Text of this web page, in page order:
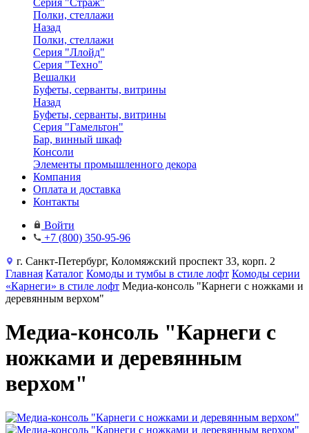
Серия "Страж"
Полки, стеллажи
Назад
Полки, стеллажи
Серия "Ллойд"
Серия "Техно"
Вешалки
Буфеты, серванты, витрины
Назад
Буфеты, серванты, витрины
Серия "Гамельтон"
Бар, винный шкаф
Консоли
Элементы промышленного декора
Компания
Оплата и доставка
Контакты
Войти
+7 (800) 350-95-96
г. Санкт-Петербург, Коломяжский проспект 33, корп. 2
Главная Каталог Комоды и тумбы в стиле лофт Комоды серии
«Карнеги» в стиле лофт Медиа-консоль "Карнеги с ножками и
деревянным верхом"
Медиа-консоль "Карнеги с
ножками и деревянным
верхом"